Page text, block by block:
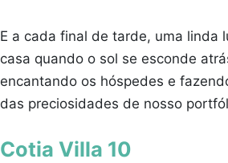
E a cada final de tarde, uma linda
casa quando o sol se esconde
encantando os hóspedes e
das preciosidades de nosso
Cotia Villa 10